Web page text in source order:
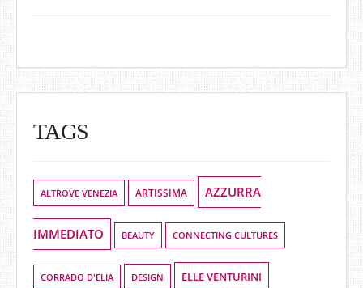
TAGS
ALTROVE VENEZIA ARTISSIMA AZZURRA
IMMEDIATO BEAUTY CONNECTING CULTURES
CORRADO D'ELIA DESIGN ELLE VENTURINI